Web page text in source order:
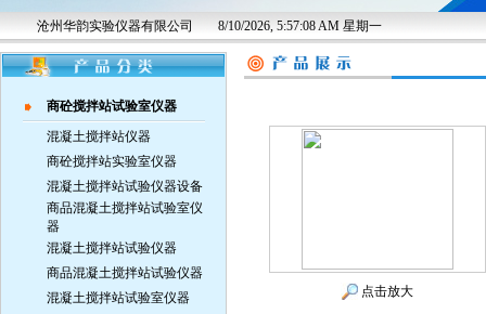
沧州华韵实验仪器有限公司 8/10/2026, 5:57:08 AM 星期一
商砼搅拌站试验室仪器
混凝土搅拌站仪器
商砼搅拌站实验室仪器
混凝土搅拌站试验仪器设备
商品混凝土搅拌站试验室仪
器
混凝土搅拌站试验仪器
商品混凝土搅拌站试验仪器
混凝土搅拌站试验室仪器
点击放大